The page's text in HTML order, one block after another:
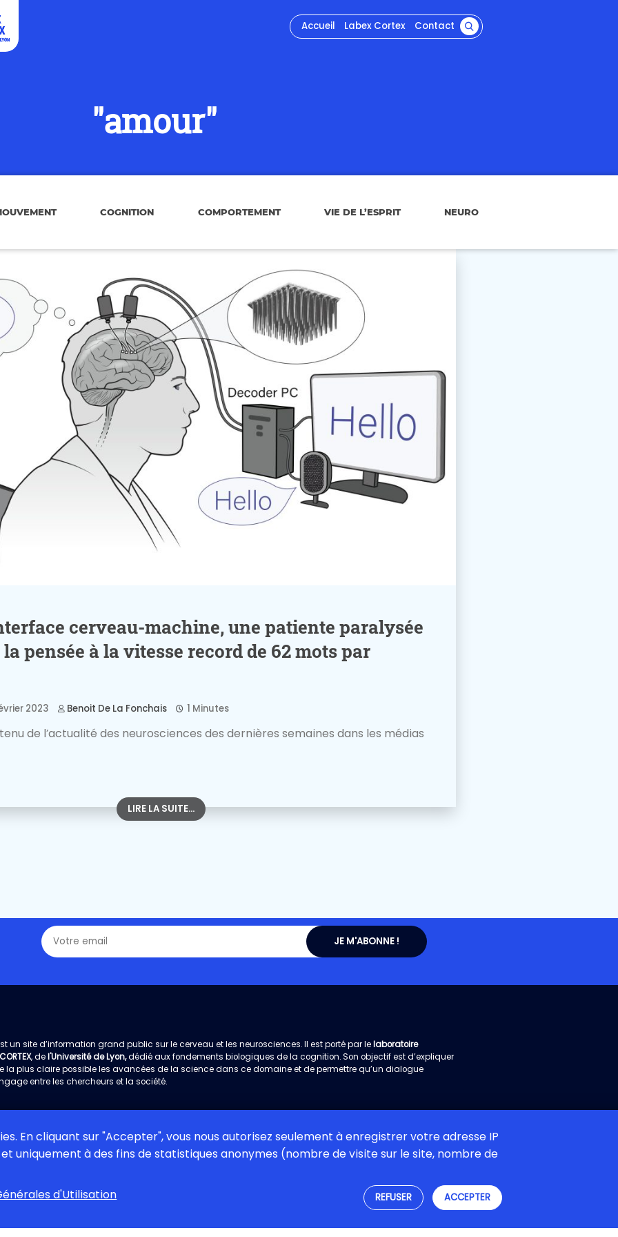
Accueil Labex Cortex Contact
"amour"
En cliquant sur "Accepter", vous nous autorisez seulement à enregistrer votre adresse IP
uniquement à des fins de statistiques anonymes (nombre de visite sur le site, nombre de
d'Utilisation REFUSER ACCEPTER
COGNITION COMPORTEMENT VIE DE L’ESPRIT NEURO
cerveau-machine, une patiente paralysée
pensée à la vitesse record de 62 mots par
2023 Benoit De La Fonchais 1 Minutes
de l’actualité des neurosciences des dernières semaines dans les médias
LIRE LA SUITE...
un site d’information grand public sur le cerveau et les neurosciences. Il est porté par lelaboratoire
, del'Université de Lyon,dédié aux fondements biologiques de la cognition. Son objectif est d’expliquer
la plus claire possible les avancées de la science dans ce domaine et de permettre qu’un dialogue
entre les chercheurs et la société.
- Design:GDOTR